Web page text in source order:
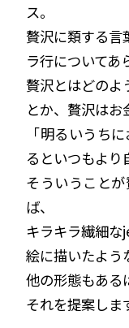
ス。
贅沢に類する言
ラ行についてあ
贅沢とはどのよ
とか、贅沢はお
「明るいうち
るといつもより
そういうこと
ば、
キラキラ繊細
絵に描いたよう
他の形態もある
それを提案しま